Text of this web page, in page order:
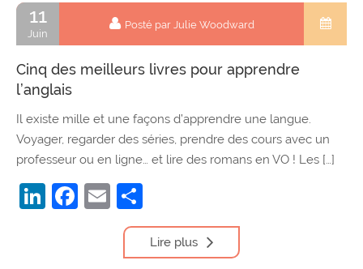
11
Juin
Posté par Julie Woodward
Cinq des meilleurs livres pour apprendre
l’anglais
Il existe mille et une façons d’apprendre une langue.
Voyager, regarder des séries, prendre des cours avec un
professeur ou en ligne… et lire des romans en VO ! Les […]
LinkedIn
Facebook
Email
Lire plus